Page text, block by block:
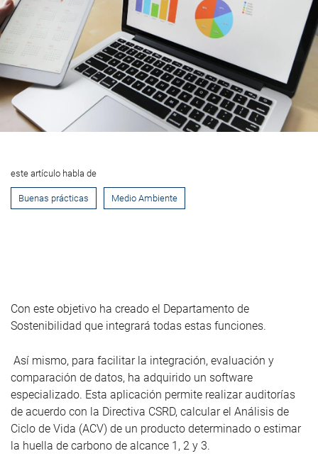
este artículo habla de
Buenas prácticas Medio Ambiente
Con este objetivo ha creado el Departamento de
Sostenibilidad que integrará todas estas funciones.
Así mismo, para facilitar la integración, evaluación y
comparación de datos, ha adquirido un software
especializado. Esta aplicación permite realizar auditorías
de acuerdo con la Directiva CSRD, calcular el Análisis de
Ciclo de Vida (ACV) de un producto determinado o estimar
la huella de carbono de alcance 1, 2 y 3.